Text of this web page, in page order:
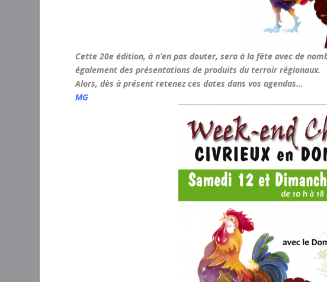
Cette 20e édition, à n’en pas douter, sera à la fête avec de
également des présentations de produits du terroir régionaux.
Alors, dès à présent retenez ces dates dans vos agendas…
MG